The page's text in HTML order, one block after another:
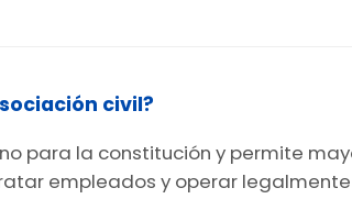
civil?
para la constitución y permite
empleados y operar